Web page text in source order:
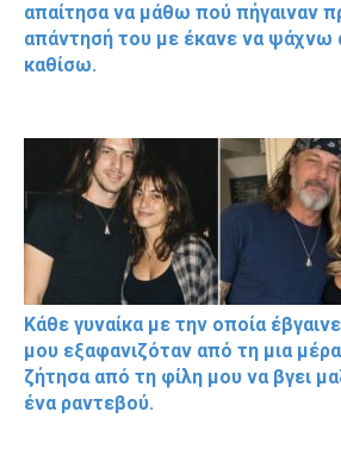
απαίτησα να μάθω πού πήγαιναν
απάντησή του με έκανε να
καθίσω.
Κάθε γυναίκα με την οποία
μου εξαφανιζόταν από τη μια
ζήτησα από τη φίλη μου να βγει
ένα ραντεβού.